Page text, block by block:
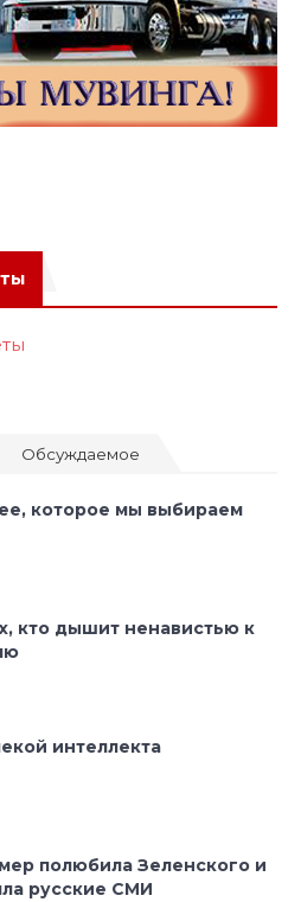
Обсуждаемое
которое мы выбираем
кто дышит ненавистью к
интеллекта
полюбила Зеленского и
русские СМИ